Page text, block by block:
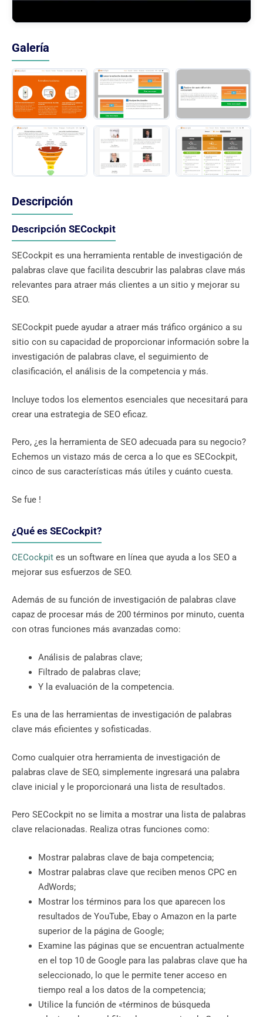
Galería
Descripción
Descripción SECockpit
SECockpit es una herramienta rentable de investigación de
palabras clave que facilita descubrir las palabras clave más
relevantes para atraer más clientes a un sitio y mejorar su
SEO.
SECockpit puede ayudar a atraer más tráfico orgánico a su
sitio con su capacidad de proporcionar información sobre la
investigación de palabras clave, el seguimiento de
clasificación, el análisis de la competencia y más.
Incluye todos los elementos esenciales que necesitará para
crear una estrategia de SEO eficaz.
Pero, ¿es la herramienta de SEO adecuada para su negocio?
Echemos un vistazo más de cerca a lo que es SECockpit,
cinco de sus características más útiles y cuánto cuesta.
Se fue !
¿Qué es SECockpit?
CECockpit es un software en línea que ayuda a los SEO a
mejorar sus esfuerzos de SEO.
Además de su función de investigación de palabras clave
capaz de procesar más de 200 términos por minuto, cuenta
con otras funciones más avanzadas como:
Análisis de palabras clave;
Filtrado de palabras clave;
Y la evaluación de la competencia.
Es una de las herramientas de investigación de palabras
clave más eficientes y sofisticadas.
Como cualquier otra herramienta de investigación de
palabras clave de SEO, simplemente ingresará una palabra
clave inicial y le proporcionará una lista de resultados.
Pero SECockpit no se limita a mostrar una lista de palabras
clave relacionadas. Realiza otras funciones como:
Mostrar palabras clave de baja competencia;
Mostrar palabras clave que reciben menos CPC en
AdWords;
Mostrar los términos para los que aparecen los
resultados de YouTube, Ebay o Amazon en la parte
superior de la página de Google;
Examine las páginas que se encuentran actualmente
en el top 10 de Google para las palabras clave que ha
seleccionado, lo que le permite tener acceso en
tiempo real a los datos de la competencia;
Utilice la función de «términos de búsqueda